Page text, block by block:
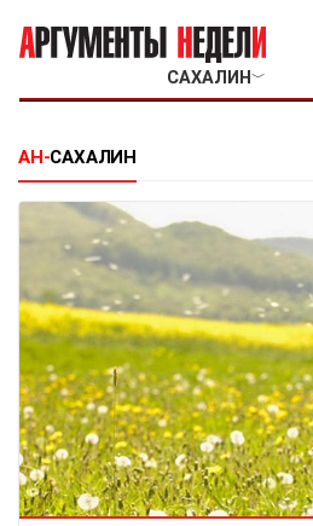
САХАЛИН ﹀
АН-САХАЛИН